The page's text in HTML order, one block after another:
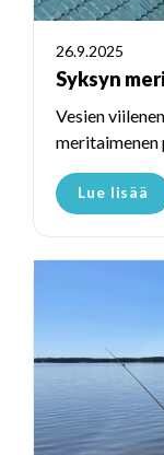
26.9.2025
Syksyn
Vesien
meritaimenen
Lue lisää